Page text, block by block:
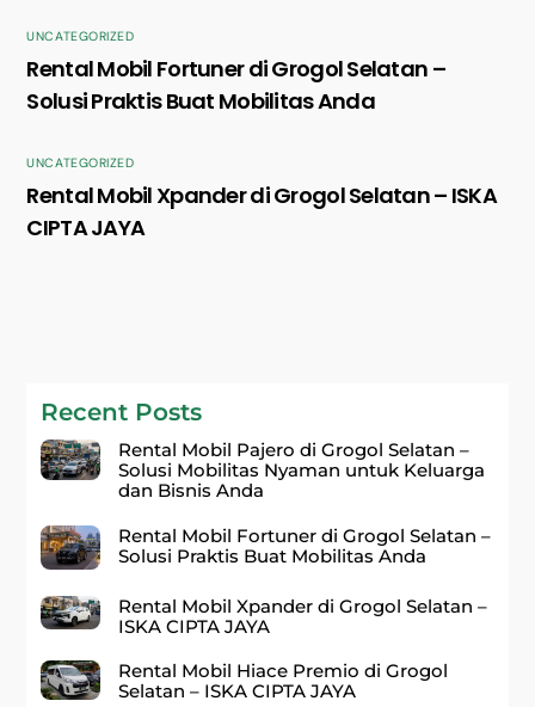
UNCATEGORIZED
Rental Mobil Fortuner di Grogol Selatan –
Solusi Praktis Buat Mobilitas Anda
UNCATEGORIZED
Rental Mobil Xpander di Grogol Selatan – ISKA
CIPTA JAYA
Recent Posts
Rental Mobil Pajero di Grogol Selatan –
Solusi Mobilitas Nyaman untuk Keluarga
dan Bisnis Anda
Rental Mobil Fortuner di Grogol Selatan –
Solusi Praktis Buat Mobilitas Anda
Rental Mobil Xpander di Grogol Selatan –
ISKA CIPTA JAYA
Rental Mobil Hiace Premio di Grogol
Selatan – ISKA CIPTA JAYA